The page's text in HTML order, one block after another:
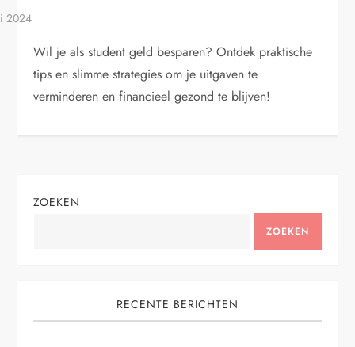
Wil je als student geld besparen? Ontdek praktische
tips en slimme strategies om je uitgaven te
verminderen en financieel gezond te blijven!
ZOEKEN
ZOEKEN
RECENTE BERICHTEN